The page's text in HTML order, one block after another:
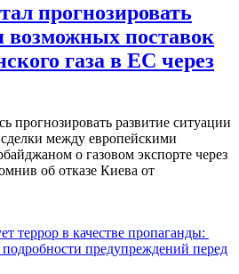
прогнозировать
возможных поставок
газа в ЕС через
прогнозировать развитие ситуации
между европейскими
о газовом экспорте через
об отказе Киева от